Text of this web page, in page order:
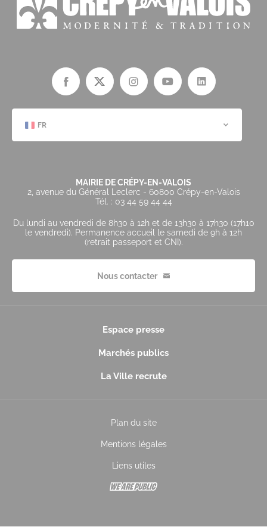
FR
MAIRIE DE CRÉPY-EN-VALOIS
2, avenue du Général Leclerc - 60800 Crépy-en-Valois
Tél. : 03 44 59 44 44
Du lundi au vendredi de 8h30 à 12h et de 13h30 à 17h30 (17h10
le vendredi). Permanence accueil le samedi de 9h à 12h
(retrait passeport et CNI).
Nous contacter
Espace presse
Marchés publics
La Ville recrute
Plan du site
Mentions légales
Liens utiles